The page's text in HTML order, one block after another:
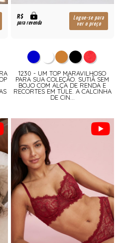
R$
para revenda
Logue-se para
ver o preço
1230 - UM TOP MARAVILHOSO
PARA SUA COLEÇÃO. SUTIÃ SEM
BOJO COM ALÇA DE RENDA E
RECORTES EM TULE. A CALCINHA
DE CIN...